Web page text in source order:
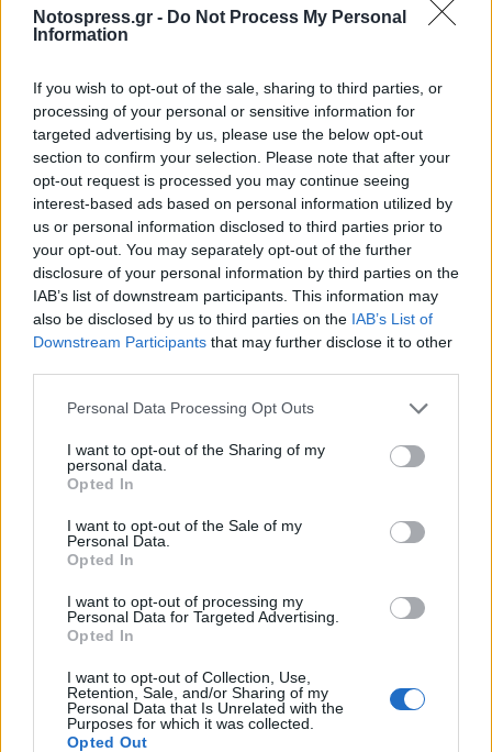
Notospress.gr - Do Not Process My Personal
Information
If you wish to opt-out of the sale, sharing to third parties, or
processing of your personal or sensitive information for
targeted advertising by us, please use the below opt-out
section to confirm your selection. Please note that after your
opt-out request is processed you may continue seeing
interest-based ads based on personal information utilized by
us or personal information disclosed to third parties prior to
your opt-out. You may separately opt-out of the further
disclosure of your personal information by third parties on the
IAB’s list of downstream participants. This information may
also be disclosed by us to third parties on the IAB’s List of
Downstream Participants that may further disclose it to other
Personal Data Processing Opt Outs
I want to opt-out of the Sharing of my
personal data.
Opted In
I want to opt-out of the Sale of my
Personal Data.
Opted In
I want to opt-out of processing my
Personal Data for Targeted Advertising.
Opted In
I want to opt-out of Collection, Use,
Retention, Sale, and/or Sharing of my
Personal Data that Is Unrelated with the
Purposes for which it was collected.
Opted Out
Σχετικά Άρθρα
Μάνη: Πιάστηκε στα «πράσα» την ώρα που
παραλάμβανε δέμα με ναρκωτικά
06/08/2026 12:49